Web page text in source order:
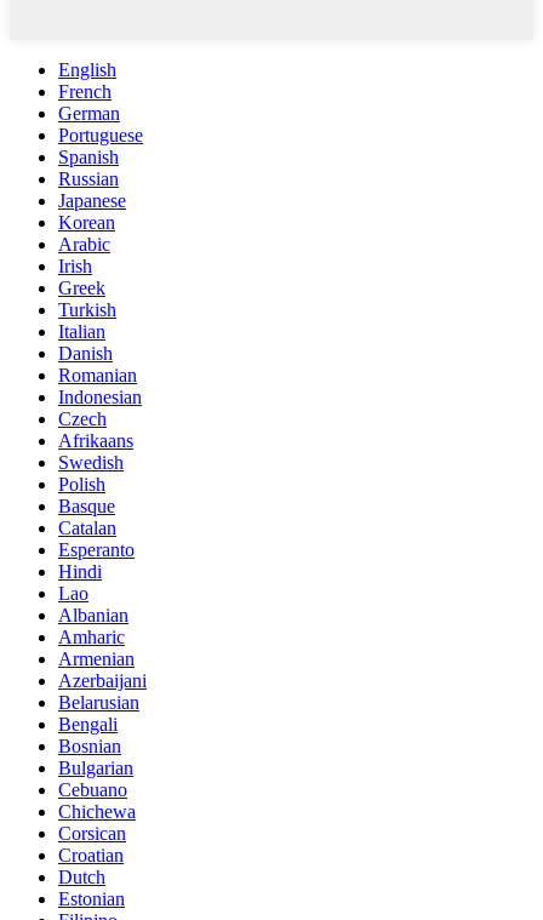
English
French
German
Portuguese
Spanish
Russian
Japanese
Korean
Arabic
Irish
Greek
Turkish
Italian
Danish
Romanian
Indonesian
Czech
Afrikaans
Swedish
Polish
Basque
Catalan
Esperanto
Hindi
Lao
Albanian
Amharic
Armenian
Azerbaijani
Belarusian
Bengali
Bosnian
Bulgarian
Cebuano
Chichewa
Corsican
Croatian
Dutch
Estonian